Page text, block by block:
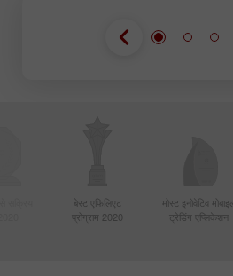
बेस्ट एफिलिएट
प्रोग्राम 2020
मोस्ट इनोवेटिव मोबाइल
ट्रेडिंग एप्लिकेशन